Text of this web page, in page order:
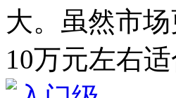
大。虽然市
10万元左右